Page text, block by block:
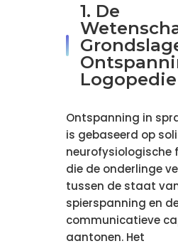
1. De
Logopedie
Ontspanning in
is gebaseerd op
neurofysiologische
die de onderlinge
tussen de staat
spierspanning en
communicatieve
aantonen. Het